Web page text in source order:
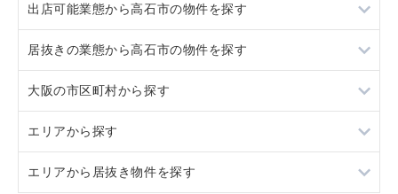
スケルトン
20坪以下
賃料20万円以下
1階
出店可能業態から高石市の物件を探す
軽飲食
物販・小売
ジム・教室・スタジオ
その他サービス・その他
居抜きの業態から高石市の物件を探す
カフェ
大阪の市区町村から探す
大阪市すべて
堺市すべて
エリアから探す
大阪
エリアから居抜き物件を探す